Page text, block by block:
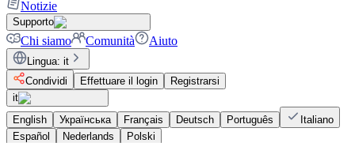
Notizie
Supporto
Chi siamo Comunità Aiuto
Lingua: it
Condividi
Effettuare il login
Registrarsi
it
English
Українська Français Deutsch Português
Italiano
Español
Nederlands Polski